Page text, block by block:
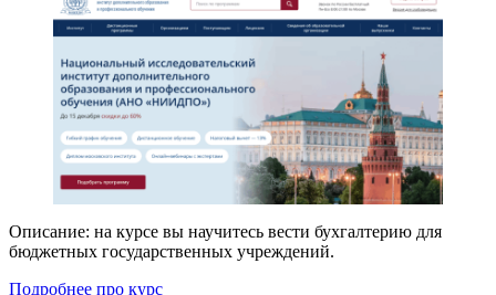
Описание: на курсе вы научитесь вести бухгалтерию для
бюджетных государственных учреждений.
Подробнее про курс